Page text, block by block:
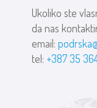
Ukoliko ste
da nas
email:
tel: +387 35